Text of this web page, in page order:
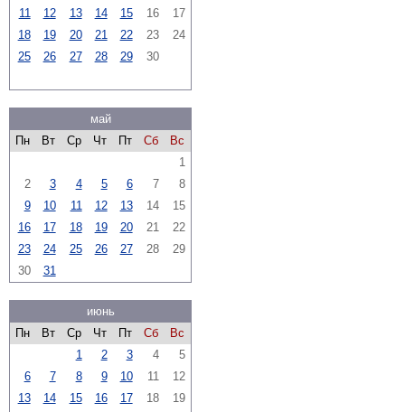
11
12 13 14 15 16
17
18
19 20 21 22 23
24
25
26 27 28 29 30
май
Пн
Вт Ср Чт Пт Сб
Вс
1
2
3 4 5 6 7
8
9
10 11 12 13 14
15
16
17 18 19 20 21
22
23
24 25 26 27 28
29
30
31
июнь
Пн
Вт Ср Чт Пт Сб
Вс
1
2 3 4
5
6
7 8 9 10 11
12
13
14 15 16 17 18
19